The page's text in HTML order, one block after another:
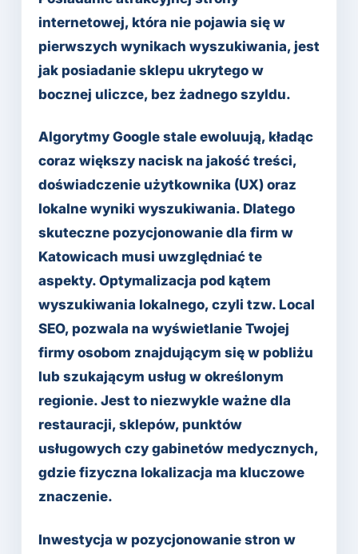
internetowej, która nie pojawia się w
pierwszych wynikach wyszukiwania, jest
jak posiadanie sklepu ukrytego w
bocznej uliczce, bez żadnego szyldu.
Algorytmy Google stale ewoluują, kładąc
coraz większy nacisk na jakość treści,
doświadczenie użytkownika (UX) oraz
lokalne wyniki wyszukiwania. Dlatego
skuteczne pozycjonowanie dla firm w
Katowicach musi uwzględniać te
aspekty. Optymalizacja pod kątem
wyszukiwania lokalnego, czyli tzw. Local
SEO, pozwala na wyświetlanie Twojej
firmy osobom znajdującym się w pobliżu
lub szukającym usług w określonym
regionie. Jest to niezwykle ważne dla
restauracji, sklepów, punktów
usługowych czy gabinetów medycznych,
gdzie fizyczna lokalizacja ma kluczowe
znaczenie.
Inwestycja w pozycjonowanie stron w